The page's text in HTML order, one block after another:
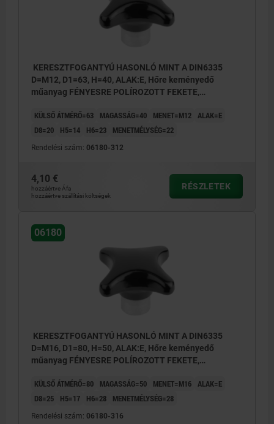
KERESZTFOGANTYÚ HASONLÓ MINT A DIN6335
D=M12, D1=63, H=40, ALAK:E, Hőre keményedő
műanyag FÉNYESRE POLÍROZOTT FEKETE,
KÜLSŐ ÁTMÉRŐ=63 MAGASSÁG=40 MENET=M12 ALAK=E
D8=20
H5=14 H6=23 MENETMÉLYSÉG=22
Rendelési szám: 06180-312
4,10 €
hozzáértve Áfa
hozzáértve szállítási költségek
RÉSZLETEK
06180
KERESZTFOGANTYÚ HASONLÓ MINT A DIN6335
D=M16, D1=80, H=50, ALAK:E, Hőre keményedő
műanyag FÉNYESRE POLÍROZOTT FEKETE,
KÜLSŐ ÁTMÉRŐ=80 MAGASSÁG=50 MENET=M16
ALAK=E
D8=25
H5=17 H6=28 MENETMÉLYSÉG=28
Rendelési szám: 06180-316